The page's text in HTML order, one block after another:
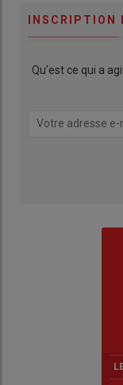
INSCRIPTION
Qu’est ce qui a